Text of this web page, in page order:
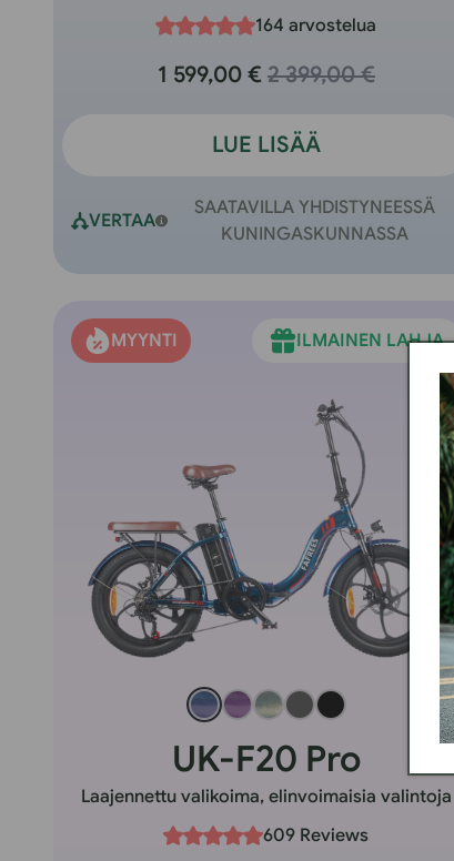
164 arvostelua
1 599,00 € 2 399,00 €
LUE LISÄÄ
VERTAA
SAATAVILLA YHDISTYNEESSÄ
KUNINGASKUNNASSA
MYYNTI ILMAINEN LAHJA
UK-F20 Pro
Laajennettu valikoima, elinvoimaisia valintoja
609 Reviews